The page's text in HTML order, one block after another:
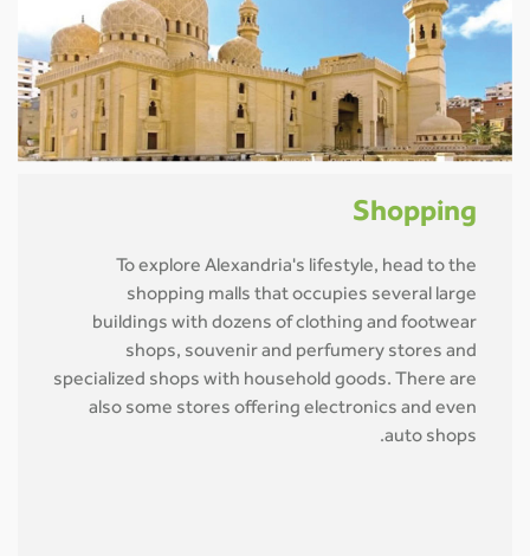
Shopping
To explore Alexandria's lifestyle, head to the
shopping malls that occupies several large
buildings with dozens of clothing and footwear
shops, souvenir and perfumery stores and
specialized shops with household goods. There are
also some stores offering electronics and even
auto shops.